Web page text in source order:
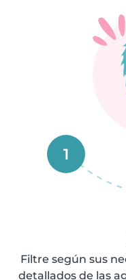
1
Filtre según sus
detallados de las